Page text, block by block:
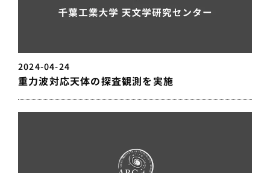
2024-04-24
重力波対応天体の探査観測を実施